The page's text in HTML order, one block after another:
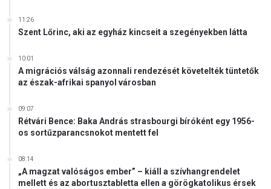
11:26
Szent Lőrinc, aki az egyház kincseit a szegényekben látta
10:01
A migrációs válság azonnali rendezését követelték tüntetők
az észak-afrikai spanyol városban
09:07
Rétvári Bence: Baka András strasbourgi bíróként egy 1956-
os sortűzparancsnokot mentett fel
08:14
„A magzat valóságos ember” – kiáll a szívhangrendelet
mellett és az abortusztabletta ellen a görögkatolikus érsek